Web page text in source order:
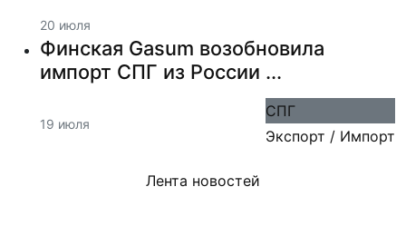
20 июля
Финская Gasum возобновила
импорт СПГ из России ...
19 июля
СПГ
Экспорт / Импорт
Лента новостей